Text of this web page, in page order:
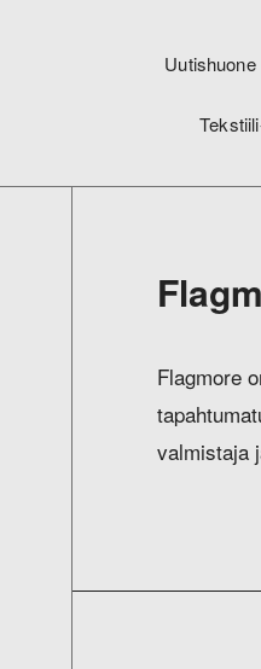
Uutishuone
Flagmore
valmistaja